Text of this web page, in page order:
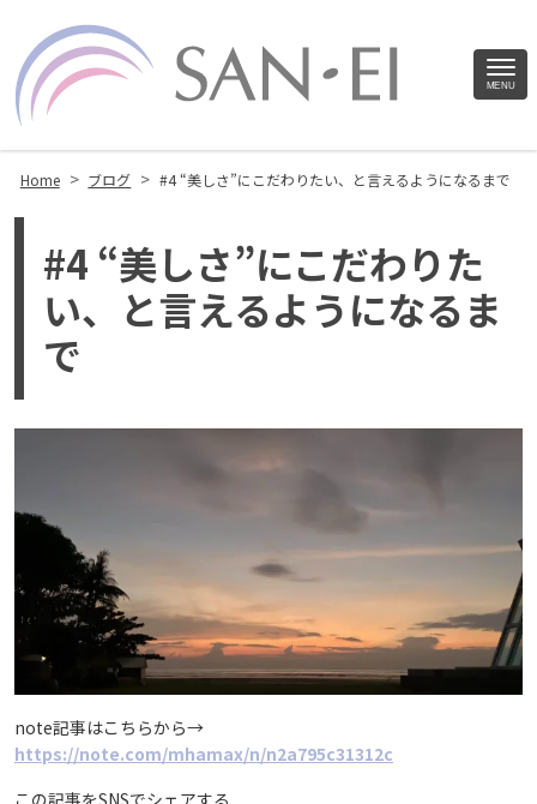
MENU
Home > ブログ > #4 “美しさ”にこだわりたい、と言えるようになるまで
#4 “美しさ”にこだわりた
い、と言えるようになるま
で
note記事はこちらから→
https://note.com/mhamax/n/n2a795c31312c
Site
Footer